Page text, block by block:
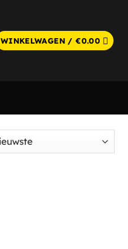
WINKELWAGEN /€0.00